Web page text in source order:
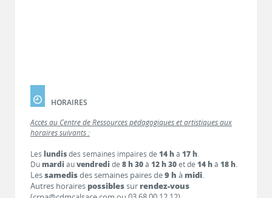
HORAIRES
Accès au Centre de Ressources pédagogiques et artistiques aux
horaires suivants :
Les lundisdes semaines impaires de 14 hà 17 h.
Dumardi auvendredi de 8 h 30à 12 h 30et de 14 hà 18 h.
Lessamedisdes semaines paires de9 h à midi.
Autres horaires possiblessur rendez-vous